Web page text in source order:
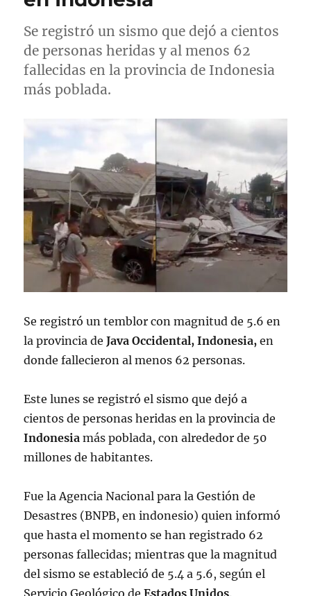
Se registró un sismo que dejó a cientos
de personas heridas y al menos 62
fallecidas en la provincia de Indonesia
más poblada.
Se registró un temblor con magnitud de 5.6 en
la provincia deJava Occidental, Indonesia, en
donde fallecieron al menos 62 personas.
Este lunes se registró el sismo que dejó a
cientos de personas heridas en la provincia de
Indonesia más poblada, con alrededor de 50
millones de habitantes.
Fue la Agencia Nacional para la Gestión de
Desastres (BNPB, en indonesio) quien informó
que hasta el momento se han registrado 62
personas fallecidas; mientras que la magnitud
del sismo se estableció de 5.4 a 5.6, según el